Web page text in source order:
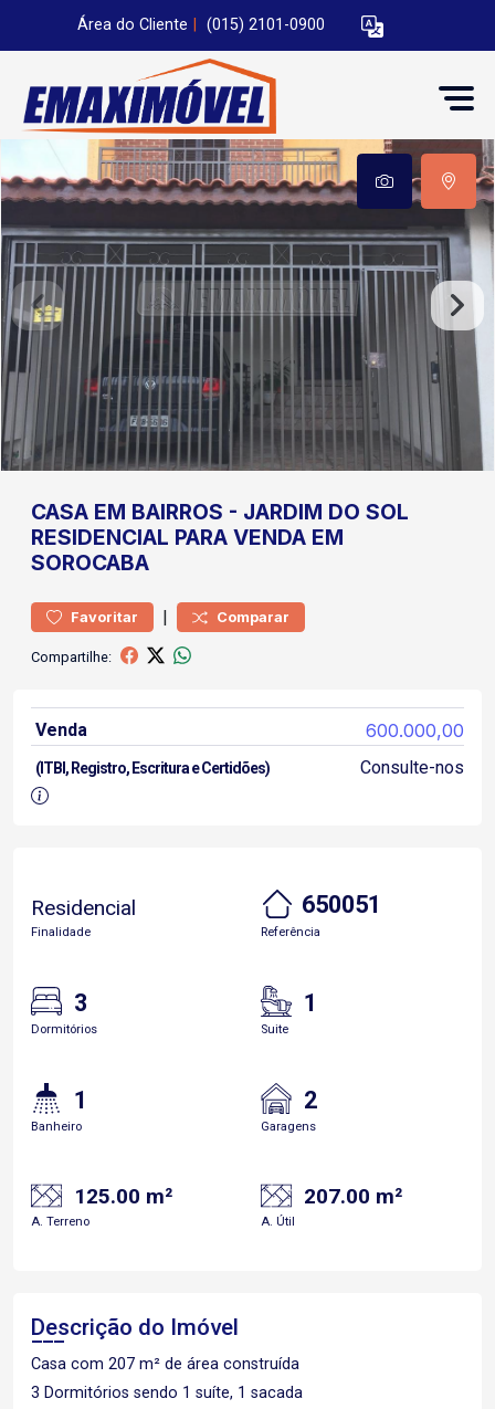
Área do Cliente (015) 2101-0900
CASA EM BAIRROS - JARDIM DO SOL
RESIDENCIAL PARA VENDA EM
SOROCABA
Favoritar | Comparar
Compartilhe:
Venda 600.000,00
(ITBI, Registro, Escritura e Certidões) Consulte-nos
Residencial
Finalidade
650051
Referência
3
Dormitórios
1
Suite
1
Banheiro
2
Garagens
125.00 m²
A. Terreno
207.00 m²
A. Útil
Descrição do Imóvel
Casa com 207 m² de área construída
3 Dormitórios sendo 1 suíte, 1 sacada